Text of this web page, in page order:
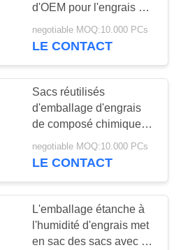
papier de
15
papier
d'OEM pour l'engrais de
emballage de pelouse
negotiable MOQ:10.000 PCs
LE CONTACT
Sacs réutilisés
d'emballage d'engrais
de composé chimique
tissés par pp pour la
graine/alimentation/ciment
negotiable MOQ:10.000 PCs
LE CONTACT
L'emballage étanche à
l'humidité d'engrais met
en sac des sacs avec le